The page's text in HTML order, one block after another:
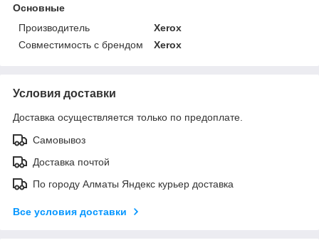
Основные
Производитель
Xerox
Совместимость с брендом
Xerox
Условия доставки
Доставка осуществляется только по предоплате.
Самовывоз
Доставка почтой
По городу Алматы Яндекс курьер доставка
Все условия доставки